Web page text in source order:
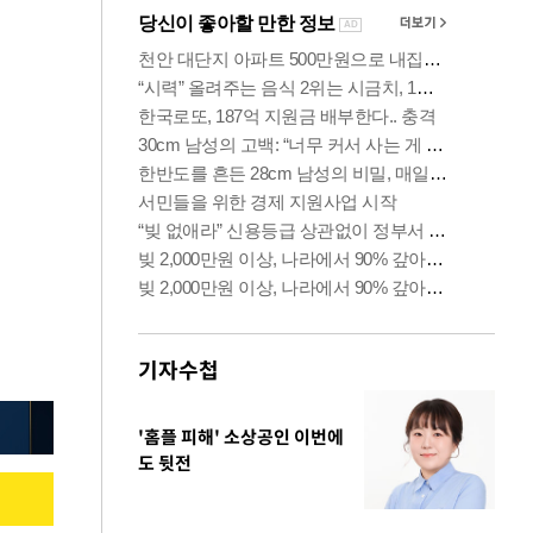
기자수첩
'홈플 피해' 소상공인 이번에
도 뒷전